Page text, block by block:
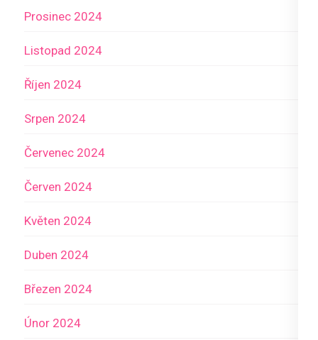
Prosinec 2024
Listopad 2024
Říjen 2024
Srpen 2024
Červenec 2024
Červen 2024
Květen 2024
Duben 2024
Březen 2024
Únor 2024